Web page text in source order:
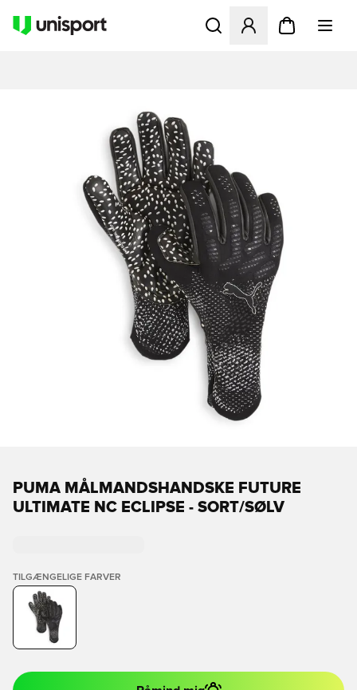
Åbner en Modal til at
PUMA MÅLMANDSHANDSKE FUTURE
ULTIMATE NC ECLIPSE - SORT/SØLV
TILGÆNGELIGE FARVER